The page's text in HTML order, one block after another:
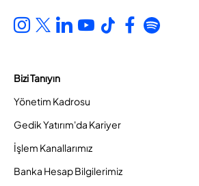
Bizi Tanıyın
Yönetim Kadrosu
Gedik Yatırım'da Kariyer
İşlem Kanallarımız
Banka Hesap Bilgilerimiz